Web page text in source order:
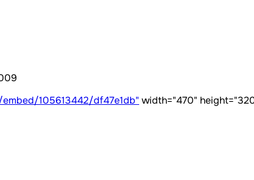
105613442/df47e1db" width="470"